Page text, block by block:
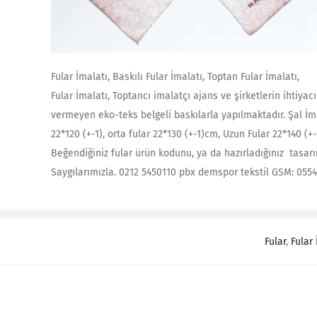
Fular İmalatı, Baskılı Fular İmalatı, Toptan Fular İmalatı,
Fular İmalatı, Toptancı imalatçı ajans ve şirketlerin
vermeyen eko-teks belgeli baskılarla yapılmaktadır. Şal
22*120 (+-1), orta fular 22*130 (+-1)cm, Uzun Fular 22*140
Beğendiğiniz fular ürün kodunu, ya da hazırladığınız
Saygılarımızla. 0212 5450110 pbx demspor tekstil GSM:
Fular, Fular